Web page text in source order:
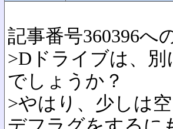
記事番号360396へ
>Dドライブは、
でしょうか？
>やはり、少しは